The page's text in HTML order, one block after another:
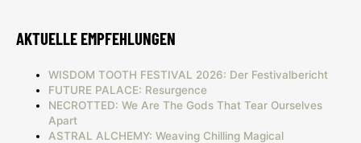
AKTUELLE EMPFEHLUNGEN
WISDOM TOOTH FESTIVAL 2026: Der Festivalbericht
FUTURE PALACE: Resurgence
NECROTTED: We Are The Gods That Tear Ourselves
Apart
ASTRAL ALCHEMY: Weaving Chilling Magical